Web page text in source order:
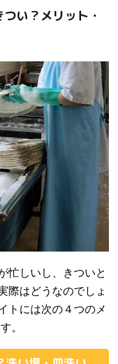
い？メリット・
忙しいし、きついと
際はどうなのでしょ
トには次の４つのメ
。